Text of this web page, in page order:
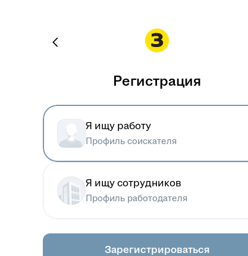
Регистрация
Я ищу работу
Профиль соискателя
Я ищу сотрудников
Профиль работодателя
Зарегистрироваться